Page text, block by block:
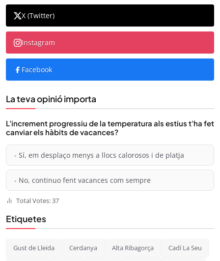
X (Twitter)
Instagram
Facebook
La teva opinió importa
L'increment progressiu de la temperatura als estius t'ha fet
canviar els hàbits de vacances?
- Sí, em desplaço menys a llocs calorosos i de platja
- No, continuo fent vacances com sempre
Total Votes: 37
Etiquetes
Gust de Lleida Cerdanya Alta Ribagorça Cadí La Seu